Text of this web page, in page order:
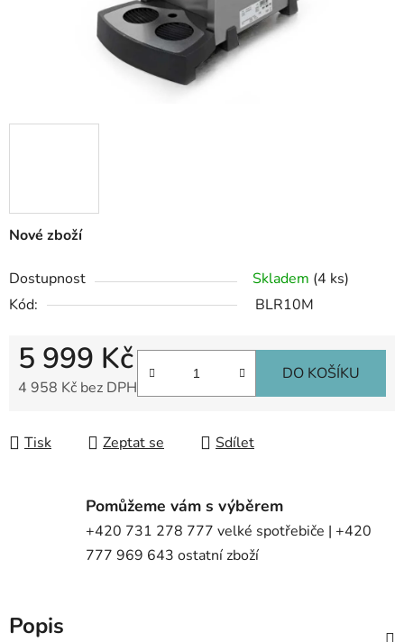
Nové zboží
Dostupnost Skladem (4 ks)
Kód:
BLR10M
5 999 Kč
4 958 Kč bez DPH
DO KOŠÍKU
Tisk Zeptat se Sdílet
Pomůžeme vám s výběrem
+420 731 278 777 velké spotřebiče | +420
777 969 643 ostatní zboží
Popis